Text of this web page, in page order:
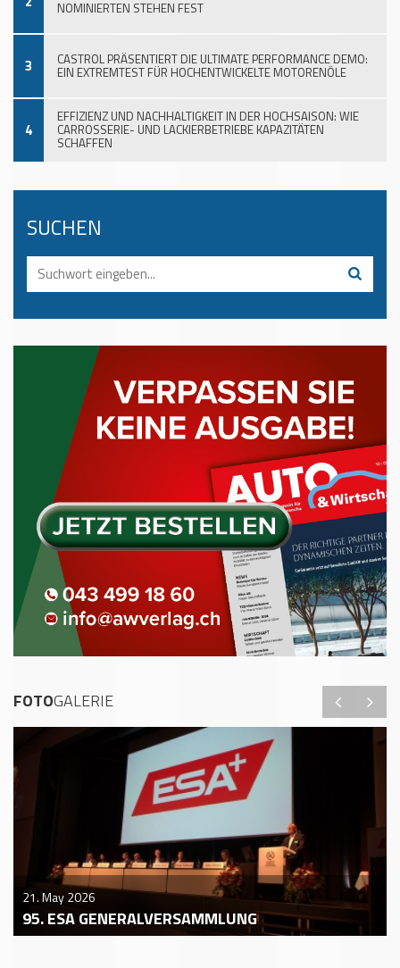
NOMINIERTEN STEHEN FEST
3 CASTROL PRÄSENTIERT DIE ULTIMATE PERFORMANCE DEMO:
EIN EXTREMTEST FÜR HOCHENTWICKELTE MOTORENÖLE
4
EFFIZIENZ UND NACHHALTIGKEIT IN DER HOCHSAISON: WIE
CARROSSERIE- UND LACKIERBETRIEBE KAPAZITÄTEN
SCHAFFEN
SUCHEN
FOTOGALERIE
21. May 2026
95. ESA GENERALVERSAMMLUNG